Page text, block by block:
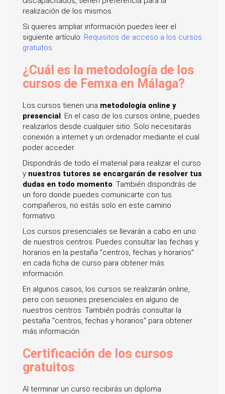
realización de los mismos.
Si quieres ampliar información puedes leer el
siguiente artículo: Requisitos de acceso a los cursos
gratuitos
¿Cuál es la metodología de los
cursos de Femxa en Málaga?
Los cursos tienen una metodología online y
presencial. En el caso de los cursos online, puedes
realizarlos desde cualquier sitio. Solo necesitarás
conexión a internet y un ordenador mediante el cual
poder acceder.
Dispondrás de todo el material para realizar el curso
y nuestros tutores se encargarán de resolver tus
dudas en todo momento. También dispondrás de
un foro donde puedes comunicarte con tus
compañeros, no estás solo en este camino
formativo.
Los cursos presenciales se llevarán a cabo en uno
de nuestros centros. Puedes consultar las fechas y
horarios en la pestaña "centros, fechas y horarios"
en cada ficha de curso para obtener más
información.
En algunos casos, los cursos se realizarán online,
pero con sesiones presenciales en alguno de
nuestros centros. También podrás consultar la
pestaña "centros, fechas y horarios" para obtener
más información.
Certificación de los cursos
gratuitos
Al terminar un curso recibirás un diploma